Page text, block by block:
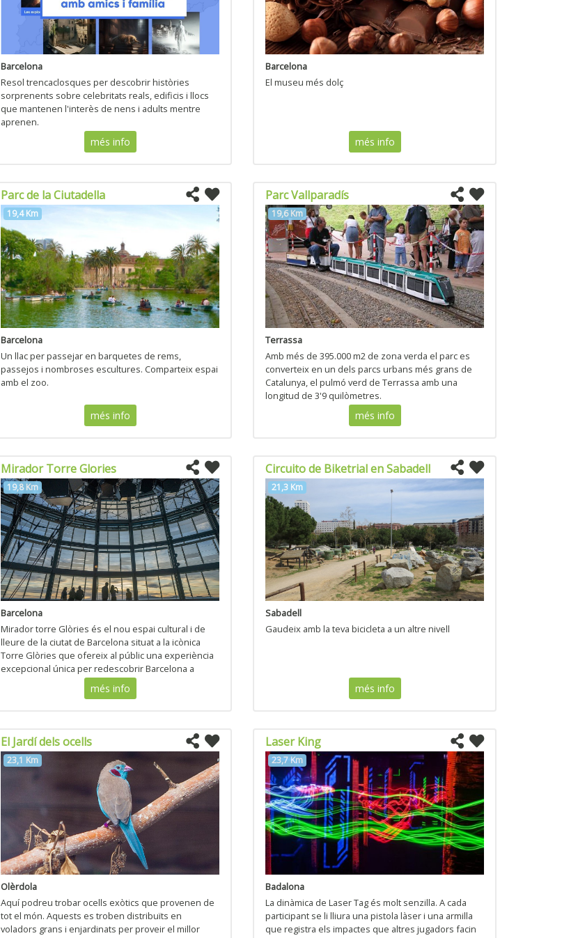
Barcelona
Resol trencaclosques per descobrir històries
sorprenents sobre celebritats reals, edificis i llocs
que mantenen l'interès de nens i adults mentre
aprenen.
més info
Barcelona
El museu més dolç
més info
Parc de la Ciutadella
19,4 Km
Barcelona
Un llac per passejar en barquetes de rems,
passejos i nombroses escultures. Comparteix espai
amb el zoo.
més info
Parc Vallparadís
19,6 Km
Terrassa
Amb més de 395.000 m2 de zona verda el parc es
converteix en un dels parcs urbans més grans de
Catalunya, el pulmó verd de Terrassa amb una
longitud de 3'9 quilòmetres.
més info
Mirador Torre Glories
19,8 Km
Barcelona
Mirador torre Glòries és el nou espai cultural i de
lleure de la ciutat de Barcelona situat a la icònica
Torre Glòries que ofereix al públic una experiència
excepcional única per redescobrir Barcelona a
través d´una nova mirada.més info
Circuito de Biketrial en Sabadell
21,3 Km
Sabadell
Gaudeix amb la teva bicicleta a un altre nivell
més info
El Jardí dels ocells
23,1 Km
Olèrdola
Aquí podreu trobar ocells exòtics que provenen de
tot el món. Aquests es troben distribuïts en
voladors grans i enjardinats per proveir el millor
Laser King
23,7 Km
Badalona
La dinàmica de Laser Tag és molt senzilla. A cada
participant se li lliura una pistola làser i una armilla
que registra els impactes que altres jugadors facin